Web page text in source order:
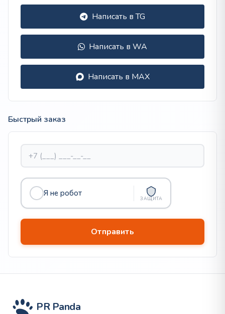
Написать в TG
Написать в WA
Написать в MAX
Быстрый заказ
Я не робот
ЗАЩИТА
PR Panda